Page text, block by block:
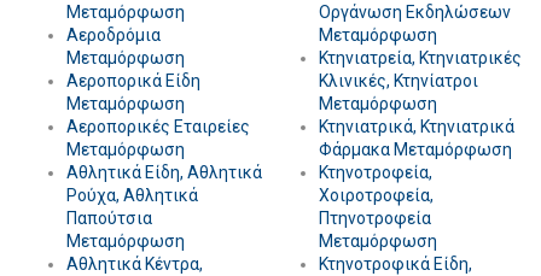
Μεταμόρφωση
Αεροδρόμια
Μεταμόρφωση
Αεροπορικά Είδη
Μεταμόρφωση
Αεροπορικές Εταιρείες
Μεταμόρφωση
Αθλητικά Είδη, Αθλητικά
Ρούχα, Αθλητικά
Παπούτσια
Μεταμόρφωση
Αθλητικά Κέντρα,
Οργάνωση Εκδηλώσεων
Μεταμόρφωση
Κτηνιατρεία, Κτηνιατρικές
Κλινικές, Κτηνίατροι
Μεταμόρφωση
Κτηνιατρικά, Κτηνιατρικά
Φάρμακα Μεταμόρφωση
Κτηνοτροφεία,
Χοιροτροφεία,
Πτηνοτροφεία
Μεταμόρφωση
Κτηνοτροφικά Είδη,